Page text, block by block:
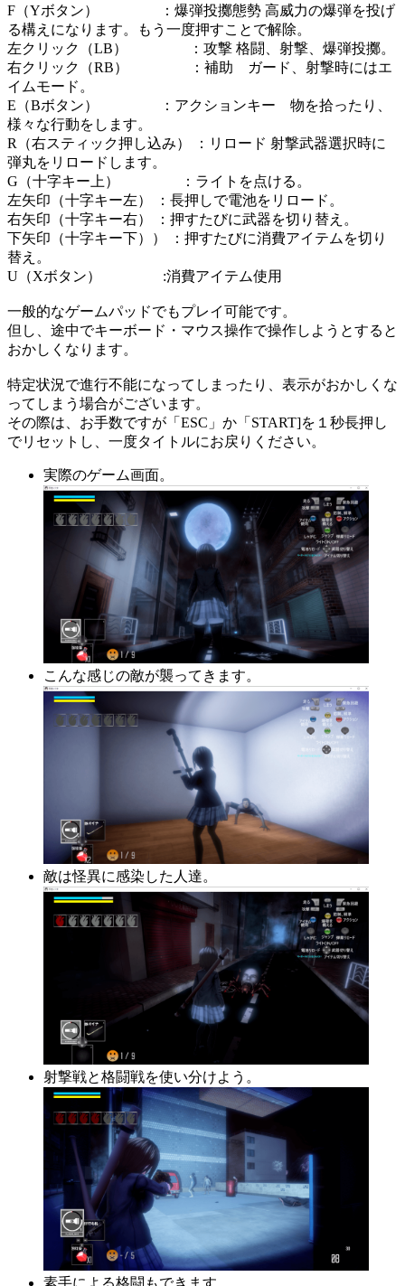
F（Yボタン） ：爆弾投擲態勢 高威力の爆弾を投げ
る構えになります。もう一度押すことで解除。
左クリック（LB） ：攻撃 格闘、射撃、爆弾投擲。
右クリック（RB） ：補助 ガード、射撃時にはエ
イムモード。
E（Bボタン） ：アクションキー 物を拾ったり、
様々な行動をします。
R（右スティック押し込み） ：リロード 射撃武器選択時に
弾丸をリロードします。
G（十字キー上） ：ライトを点ける。
左矢印（十字キー左） ：長押しで電池をリロード。
右矢印（十字キー右） ：押すたびに武器を切り替え。
下矢印（十字キー下）） ：押すたびに消費アイテムを切り
替え。
U（Xボタン） :消費アイテム使用
一般的なゲームパッドでもプレイ可能です。
但し、途中でキーボード・マウス操作で操作しようとすると
おかしくなります。
特定状況で進行不能になってしまったり、表示がおかしくな
ってしまう場合がございます。
その際は、お手数ですが「ESC」か「START]を１秒長押し
でリセットし、一度タイトルにお戻りください。
実際のゲーム画面。
こんな感じの敵が襲ってきます。
敵は怪異に感染した人達。
射撃戦と格闘戦を使い分けよう。
素手による格闘もできます。